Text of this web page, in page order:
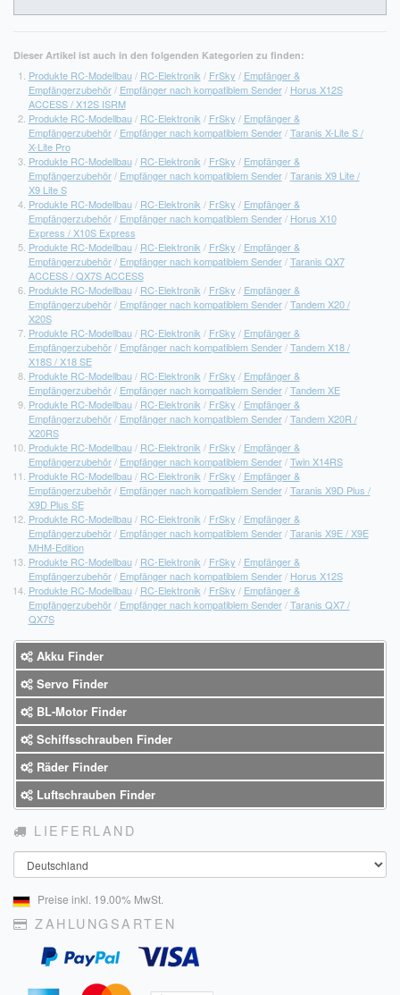
Dieser Artikel ist auch in den folgenden Kategorien zu finden:
Produkte RC-Modellbau/ RC-Elektronik / FrSky / Empfänger &
Empfängerzubehör/ Empfänger nach kompatiblem Sender/ Horus X12S
ACCESS / X12S ISRM
Produkte RC-Modellbau/ RC-Elektronik / FrSky / Empfänger &
Empfängerzubehör/ Empfänger nach kompatiblem Sender/Taranis X-Lite S /
X-Lite Pro
Produkte RC-Modellbau/ RC-Elektronik / FrSky / Empfänger &
Empfängerzubehör/ Empfänger nach kompatiblem Sender/Taranis X9 Lite /
X9 Lite S
Produkte RC-Modellbau/ RC-Elektronik / FrSky / Empfänger &
Empfängerzubehör/ Empfänger nach kompatiblem Sender/ Horus X10
Express / X10S Express
Produkte RC-Modellbau/ RC-Elektronik / FrSky / Empfänger &
Empfängerzubehör/ Empfänger nach kompatiblem Sender/Taranis QX7
ACCESS / QX7S ACCESS
Produkte RC-Modellbau/ RC-Elektronik / FrSky / Empfänger &
Empfängerzubehör/ Empfänger nach kompatiblem Sender/Tandem X20 /
X20S
Produkte RC-Modellbau/ RC-Elektronik / FrSky / Empfänger &
Empfängerzubehör/ Empfänger nach kompatiblem Sender/Tandem X18 /
X18S / X18 SE
Produkte RC-Modellbau/ RC-Elektronik / FrSky / Empfänger &
Empfängerzubehör/ Empfänger nach kompatiblem Sender/Tandem XE
Produkte RC-Modellbau/ RC-Elektronik / FrSky / Empfänger &
Empfängerzubehör/ Empfänger nach kompatiblem Sender/Tandem X20R /
X20RS
Produkte RC-Modellbau/ RC-Elektronik / FrSky / Empfänger &
Empfängerzubehör/ Empfänger nach kompatiblem Sender/Twin X14RS
Produkte RC-Modellbau/ RC-Elektronik / FrSky / Empfänger &
Empfängerzubehör/ Empfänger nach kompatiblem Sender/Taranis X9D Plus /
X9D Plus SE
Produkte RC-Modellbau/ RC-Elektronik / FrSky / Empfänger &
Empfängerzubehör/ Empfänger nach kompatiblem Sender/Taranis X9E / X9E
MHM-Edition
Produkte RC-Modellbau/ RC-Elektronik / FrSky / Empfänger &
Empfängerzubehör/ Empfänger nach kompatiblem Sender/ Horus X12S
Produkte RC-Modellbau/ RC-Elektronik / FrSky / Empfänger &
Empfängerzubehör/ Empfänger nach kompatiblem Sender/Taranis QX7 /
QX7S
Akku Finder
Servo Finder
BL-Motor Finder
Schiffsschrauben Finder
Räder Finder
Luftschrauben Finder
LIEFERLAND
Land
Preise inkl. 19.00% MwSt.
ZAHLUNGSARTEN